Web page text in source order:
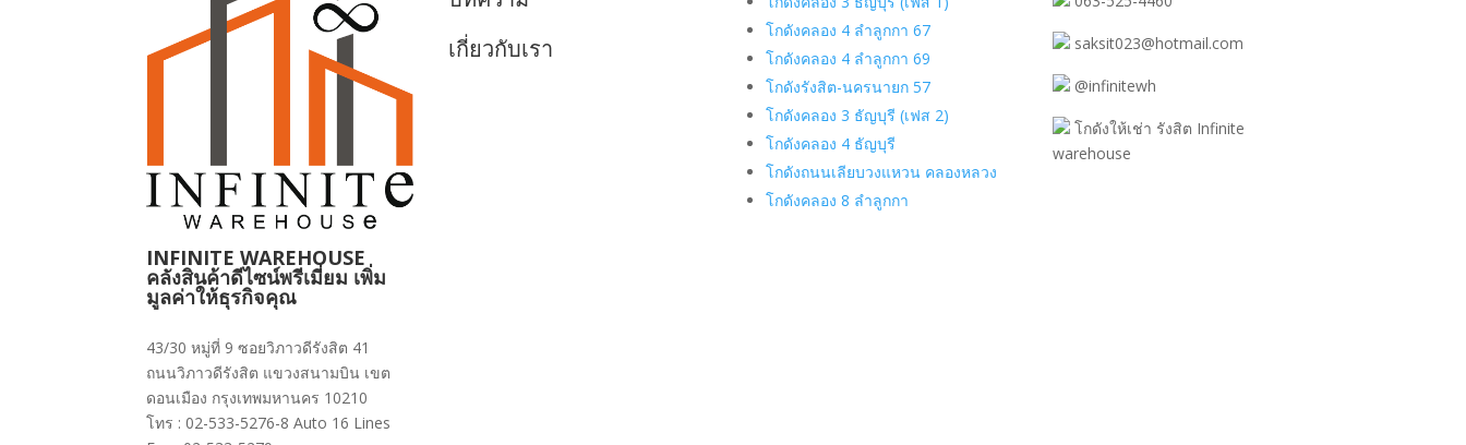
INFINITE WAREHOUSE
คลังสินค้าดีไซน์พรีเมี่ยม เพิ่ม
มูลค่าให้ธุรกิจคุณ
43/30 หมู่ที่ 9 ซอยวิภาวดีรังสิต 41
ถนนวิภาวดีรังสิต แขวงสนามบิน เขต
ดอนเมือง กรุงเทพมหานคร 10210
โทร : 02-533-5276-8 Auto 16 Lines
เกี่ยวกับเรา
โกดังคลอง 4 ลำลูกกา 67
โกดังคลอง 4 ลำลูกกา 69
โกดังรังสิต-นครนายก 57
โกดังคลอง 3 ธัญบุรี (เฟส 2)
โกดังคลอง 4 ธัญบุรี
โกดังถนนเลียบวงแหวน คลองหลวง
โกดังคลอง 8 ลำลูกกา
saksit023@hotmail.com
@infinitewh
โกดังให้เช่า รังสิต Infinite
warehouse